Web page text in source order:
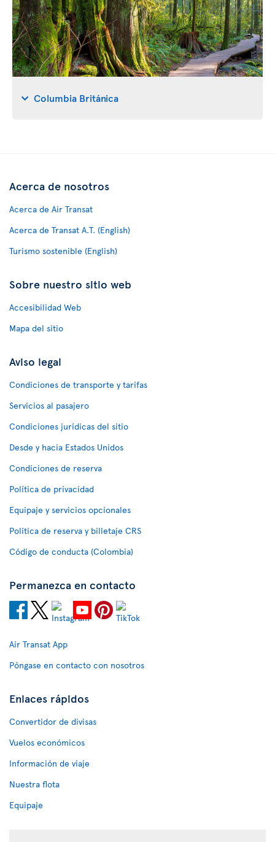
Columbia Británica
Acerca de nosotros
Acerca de Air Transat
Acerca de Transat A.T. (English)
Turismo sostenible (English)
Sobre nuestro sitio web
Accesibilidad Web
Mapa del sitio
Aviso legal
Condiciones de transporte y tarifas
Servicios al pasajero
Condiciones jurídicas del sitio
Desde y hacia Estados Unidos
Condiciones de reserva
Política de privacidad
Equipaje y servicios opcionales
Política de reserva y billetaje CRS
Código de conducta (Colombia)
Permanezca en contacto
Air Transat App
Póngase en contacto con nosotros
Enlaces rápidos
Convertidor de divisas
Vuelos económicos
Información de viaje
Nuestra flota
Equipaje